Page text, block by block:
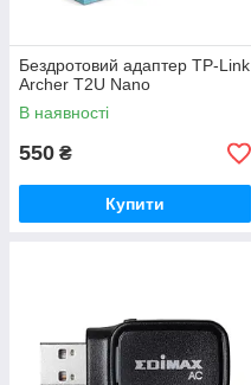
Бездротовий адаптер TP-Link
Archer T2U Nano
В наявності
550 ₴
Купити